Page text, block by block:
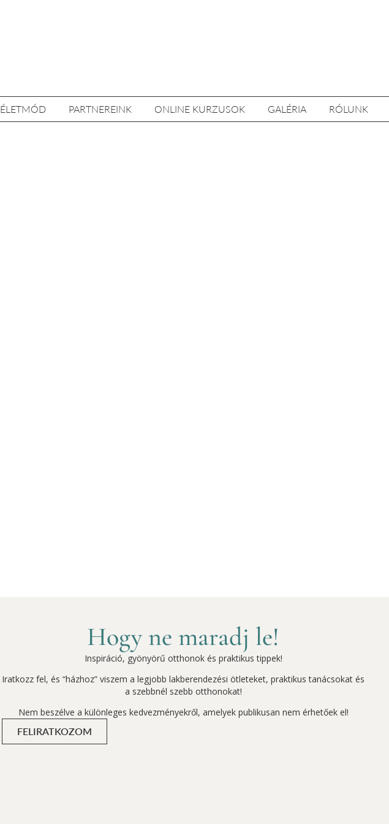
ÉLETMÓD PARTNEREINK ONLINE KURZUSOK GALÉRIA RÓLUNK
Hogy ne maradj le!
Inspiráció, gyönyörű otthonok és praktikus tippek!
Iratkozz fel, és “házhoz” viszem a legjobb lakberendezési ötleteket, praktikus tanácsokat és
a szebbnél szebb otthonokat!
Nem beszélve a különleges kedvezményekről, amelyek publikusan nem érhetőek el!
FELIRATKOZOM